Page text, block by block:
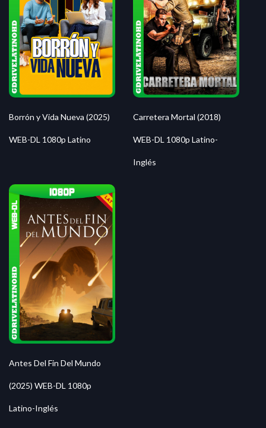
Borrón y Vida Nueva (2025)
WEB-DL 1080p Latino
Carretera Mortal (2018)
WEB-DL 1080p Latino-
Inglés
Antes Del Fin Del Mundo
(2025) WEB-DL 1080p
Latino-Inglés